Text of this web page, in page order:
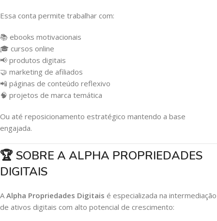
Essa conta permite trabalhar com:
📚 ebooks motivacionais
🎓 cursos online
📢 produtos digitais
🤝 marketing de afiliados
📲 páginas de conteúdo reflexivo
🧠 projetos de marca temática
Ou até reposicionamento estratégico mantendo a base
engajada.
🏆 SOBRE A ALPHA PROPRIEDADES
DIGITAIS
A Alpha Propriedades Digitais é especializada na intermediação
de ativos digitais com alto potencial de crescimento: